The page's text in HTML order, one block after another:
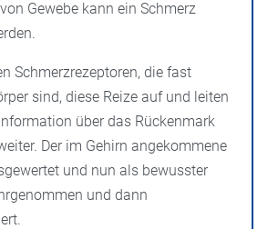
Gewebe kann ein Schmerz
Schmerzrezeptoren, die fast
sind, diese Reize auf und leiten
über das Rückenmark
Der im Gehirn angekommene
und nun als bewusster
und dann